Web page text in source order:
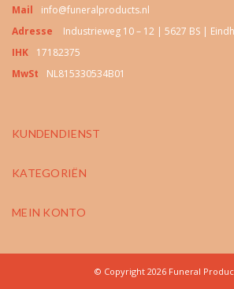
Mail
info@funeralproducts.nl
Adresse
Industrieweg 10 – 12 | 5627 BS |
IHK
17182375
MwSt
NL815330534B01
KUNDENDIENST
KATEGORIËN
MEIN KONTO
© Copyright 2026 Funeral